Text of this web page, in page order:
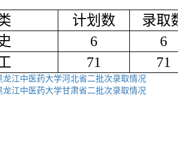
计划数
录取
6
6
71 71
龙江中医药大学河北省二批次录取情况
龙江中医药大学甘肃省二批次录取情况